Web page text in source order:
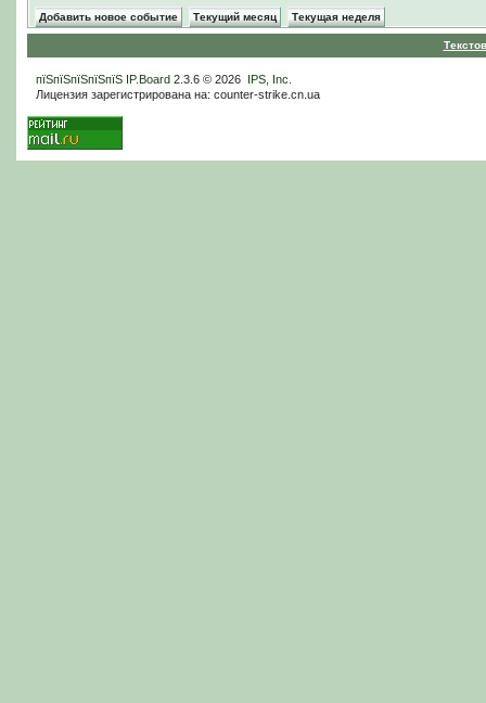
Добавить новое событие Текущий месяц Текущая неделя
пїЅпїЅпїЅпїЅпїЅ IP.Board2.3.6 © 2026 IPS, Inc
Лицензия зарегистрирована на: counter-strike.cn.ua